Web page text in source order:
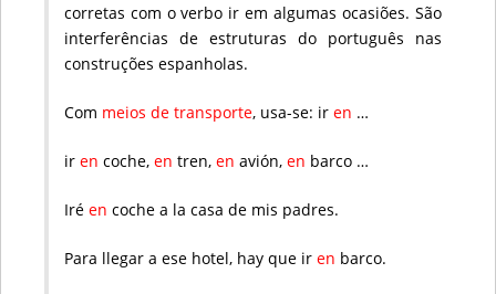
corretas com o verbo ir em algumas ocasiões. São
interferências de estruturas do português nas
construções espanholas.
Com meios de transporte, usa-se: ir en …
ir en coche, en tren, en avión, en barco …
Iré en coche a la casa de mis padres.
Para llegar a ese hotel, hay que ir en barco.